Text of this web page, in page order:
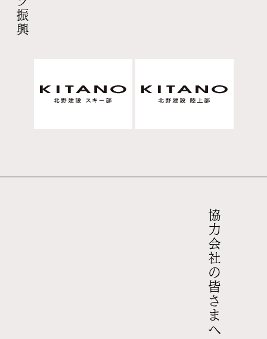
協力会社の皆さまへ